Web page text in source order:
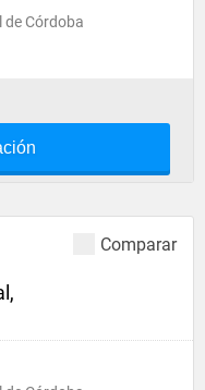
de Córdoba
Comparar